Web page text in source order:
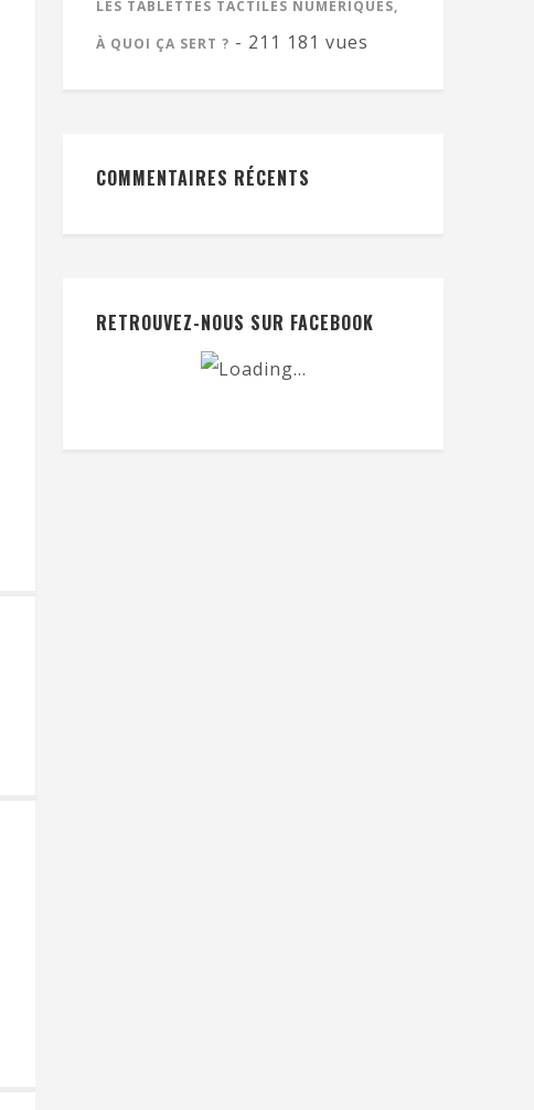
LES TABLETTES TACTILES NUMÉRIQUES,
À QUOI ÇA SERT ? - 211 181 vues
COMMENTAIRES RÉCENTS
RETROUVEZ-NOUS SUR FACEBOOK